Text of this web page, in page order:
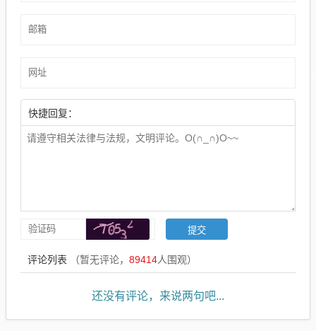
快捷回复：
评论列表 （暂无评论， 89414人围观）
还没有评论，来说两句吧...